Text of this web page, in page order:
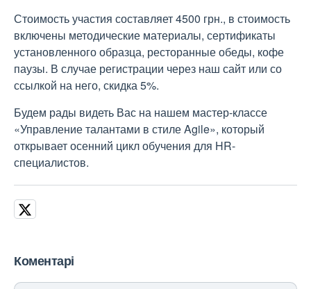
Стоимость участия составляет 4500 грн., в стоимость
включены методические материалы, сертификаты
установленного образца, ресторанные обеды, кофе
паузы. В случае регистрации через наш сайт или со
ссылкой на него, скидка 5%.
Будем рады видеть Вас на нашем мастер-классе
«Управление талантами в стиле Agile», который
открывает осенний цикл обучения для HR-
специалистов.
Коментарі